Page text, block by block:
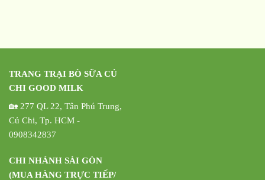
TRANG TRẠI BÒ SỮA CỦ
CHI GOOD MILK
🏡 277 QL 22, Tân Phú Trung,
Củ Chi, Tp. HCM -
0908342837
CHI NHÁNH SÀI GÒN
(MUA HÀNG TRỰC TIẾP/